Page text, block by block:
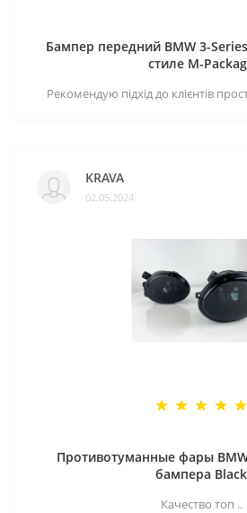
Бампер передний BMW 3-
стиле M-
Рекомендую підхід до клієнтів
KRAVA
02.05.2024
Противотуманные фары
бампера Black
Качество топ ..